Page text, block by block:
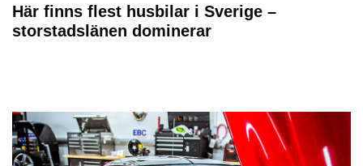
Här finns flest husbilar i Sverige –
storstadslänen dominerar